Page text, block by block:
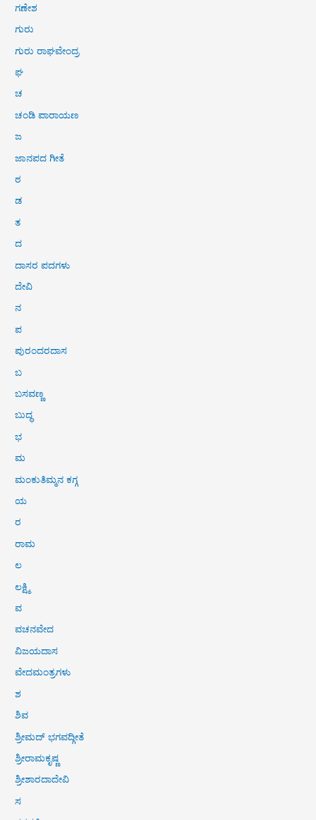
ಗಣೇಶ
ಗುರು
ಗುರು ರಾಘವೇಂದ್ರ
ಘ
ಚ
ಚಂಡಿ ಪಾರಾಯಣ
ಜ
ಜಾನಪದ ಗೀತೆ
ಠ
ಡ
ತ
ದ
ದಾಸರ ಪದಗಳು
ದೇವಿ
ನ
ಪ
ಪುರಂದರದಾಸ
ಬ
ಬಸವಣ್ಣ
ಬುದ್ಧ
ಭ
ಮ
ಮಂಕುತಿಮ್ಮನ ಕಗ್ಗ
ಯ
ರ
ರಾಮ
ಲ
ಲಕ್ಷ್ಮಿ
ವ
ವಚನವೇದ
ವಿಜಯದಾಸ
ವೇದಮಂತ್ರಗಳು
ಶ
ಶಿವ
ಶ್ರೀಮದ್ ಭಗವದ್ಗೀತೆ
ಶ್ರೀರಾಮಕೃಷ್ಣ
ಶ್ರೀಶಾರದಾದೇವಿ
ಸ